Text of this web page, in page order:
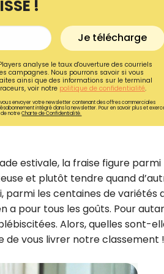
!
Je télécharge
analyse le taux d'ouverture des courriels
campagnes. Nous pourrons savoir si vous
ainsi que des informations sur le terminal
voir notre politique de confidentialité.
envoyer votre newsletter contenant des offres commerciales
intégré dans la newsletter. Pour en savoir plus et
de notreCharte de Confidentialité.
estivale, la fraise figure parmi
et plutôt tendre quand
les centaines de variétés
a pour tous les goûts. Pour
Alors, quelles sont-
de vous livrer notre classement !
Recevez gratuitement
recettes inédites de
!
Ainsi que la newsletter